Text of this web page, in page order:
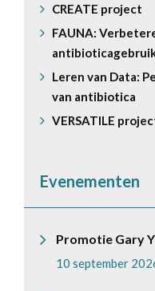
CREATE project
FAUNA:
Leren van Data:
van antibiotica
VERSATILE
Evenementen
Promotie Gary
10 september